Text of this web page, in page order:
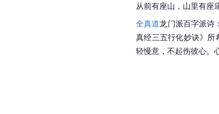
从前有座山，山里有座
全真道龙门派百字派诗
真经三五行化妙诀》所
轻慢意，不起伤彼心。